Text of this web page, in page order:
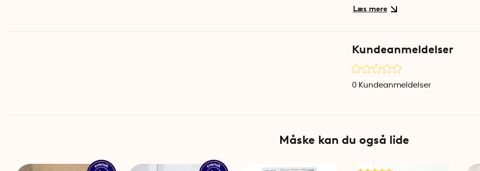
særligt praktiske til håndklæder,
Specifikationer
Materiale: Plastik, silikone
Bredde: 1 cm
Kundeanmeldelser
0 Kundeanmeldelser
Måske kan du også lide